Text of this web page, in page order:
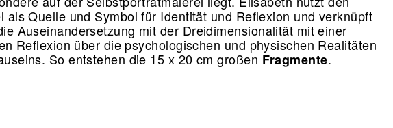
als Quelle und Symbol für Identität und Reflexion und verknüpft
Auseinandersetzung mit der Dreidimensionalität mit einer
Reflexion über die psychologischen und physischen Realitäten
So entstehen die 15 x 20 cm großen Fragmente.